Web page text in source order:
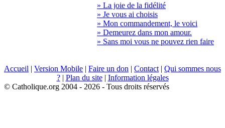
» La joie de la fidélité
» Je vous ai choisis
» Mon commandement, le voici
» Demeurez dans mon amour.
» Sans moi vous ne pouvez rien faire
Accueil | Version Mobile | Faire un don | Contact | Qui sommes nous
?| Plan du site| Information légales
© Catholique.org 2004 - 2026 - Tous droits réservés